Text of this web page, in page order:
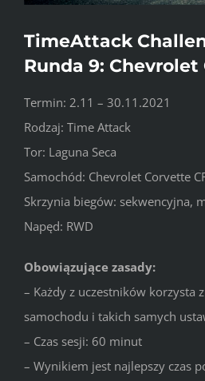
TimeAttack
Runda 9: Chevrolet
Termin: 2.11 – 30.11.2021
Rodzaj: Time Attack
Tor: Laguna Seca
Samochód: Chevrolet Corvette
Skrzynia biegów: sekwencyjna,
Napęd: RWD
Obowiązujące zasady:
– Każdy z uczestników korzysta
samochodu i takich samych
– Czas sesji: 60 minut
– Wynikiem jest najlepszy czas